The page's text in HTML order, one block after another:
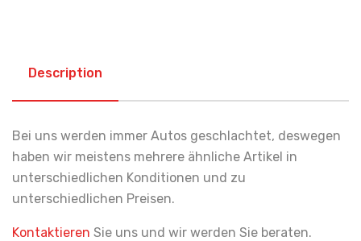
Description
Bei uns werden immer Autos geschlachtet, deswegen
haben wir meistens mehrere ähnliche Artikel in
unterschiedlichen Konditionen und zu
unterschiedlichen Preisen.
Kontaktieren Sie uns und wir werden Sie beraten.